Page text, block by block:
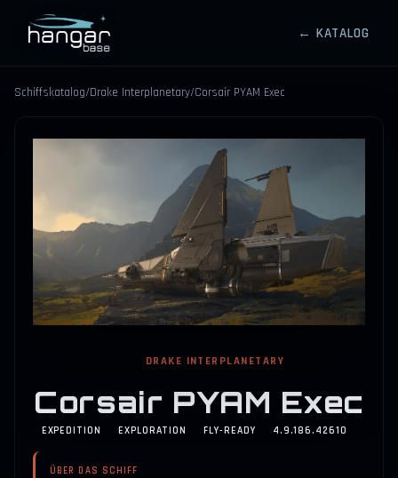
HANGARBASE
← KATALOG
Schiffskatalog/Drake Interplanetary/Corsair PYAM Exec
DRAKE INTERPLANETARY
Corsair PYAM Exec
EXPEDITION EXPLORATION FLY-READY 4.9.186.42610
ÜBER DAS SCHIFF
⤢